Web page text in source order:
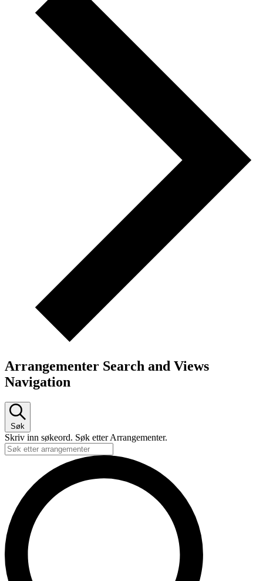
Arrangementer Search and Views
Navigation
Søk
Skriv inn søkeord. Søk etter Arrangementer.